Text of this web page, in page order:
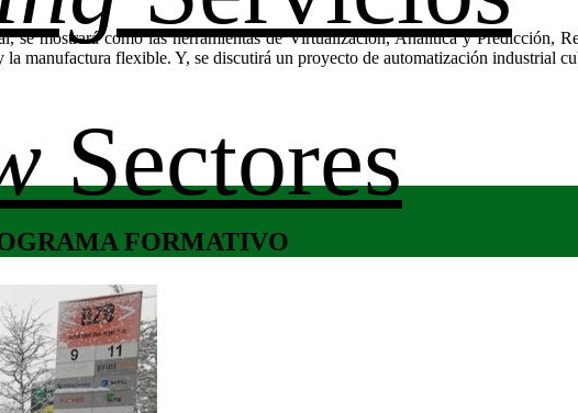
Sectores
se mostrará como las herramientas de Virtualización, Analítica y Predicción,
manufactura flexible. Y, se discutirá un proyecto de automatización industrial
FORMATIVO